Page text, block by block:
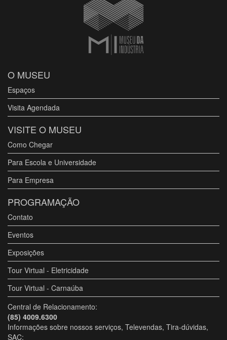
O MUSEU
Espaços
Visita Agendada
VISITE O MUSEU
Como Chegar
Para Escola e Universidade
Para Empresa
PROGRAMAÇÃO
Contato
Eventos
Exposições
Tour Virtual - Eletricidade
Tour Virtual - Carnaúba
Central de Relacionamento:
(85) 4009.6300
Informações sobre nossos serviços, Televendas, Tira-dúvidas,
SAC: